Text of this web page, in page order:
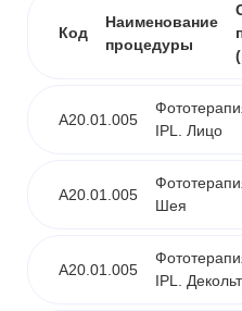
Код
Наименование
процедуры
А20.01.005
IPL. Лицо
А20.01.005
Шея
А20.01.005
IPL.